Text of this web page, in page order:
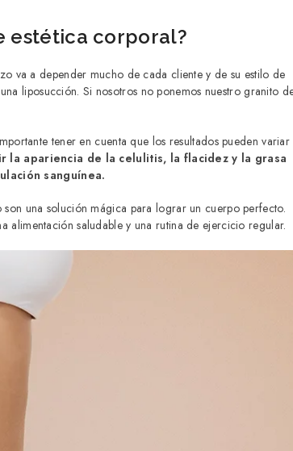
estética corporal?
va a depender mucho de cada cliente y de su estilo de
liposucción. Si nosotros no ponemos nuestro granito
tener en cuenta que los resultados pueden variar
la apariencia de la celulitis, la flacidez y la grasa
sanguínea.
una solución mágica para lograr un cuerpo perfecto.
alimentación saludable y una rutina de ejercicio regular.